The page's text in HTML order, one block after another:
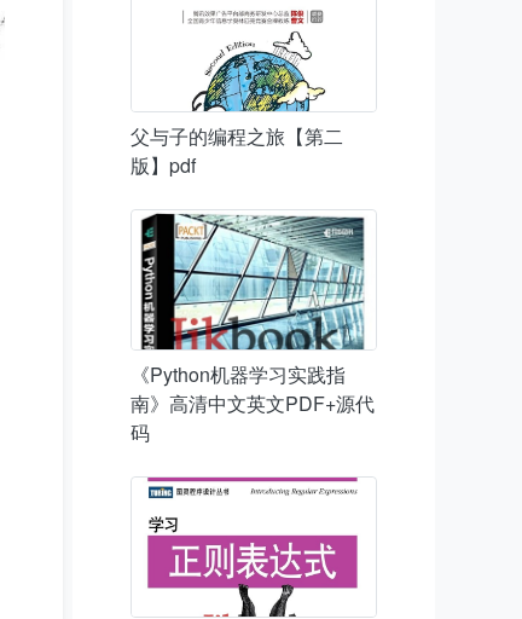
父与子的编程之旅【第二
版】pdf
《Python机器学习实践指
南》高清中文英文PDF+源代
码